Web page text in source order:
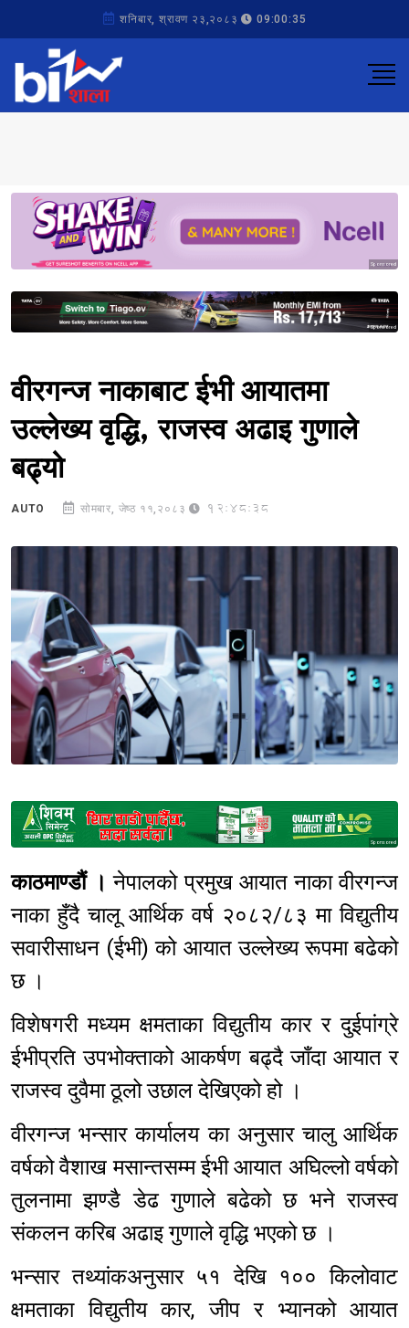
शनिबार, श्रावण २३,२०८३ 09:00:35
Sponsored
Sponsored
वीरगन्ज नाकाबाट ईभी आयातमा
उल्लेख्य वृद्धि, राजस्व अढाइ गुणाले
बढ्यो
AUTO सोमबार, जेष्ठ ११,२०८३ 12:48:38
Sponsored
काठमाण्डौं ।नेपालको प्रमुख आयात नाका वीरगन्ज
नाका हुँदै चालू आर्थिक वर्ष २०८२/८३ मा विद्युतीय
सवारीसाधन (ईभी) को आयात उल्लेख्य रूपमा बढेको
छ ।
विशेषगरी मध्यम क्षमताका विद्युतीय कार र दुईपांग्रे
ईभीप्रति उपभोक्ताको आकर्षण बढ्दै जाँदा आयात र
राजस्व दुवैमा ठूलो उछाल देखिएको हो ।
वीरगन्ज भन्सार कार्यालय का अनुसार चालु आर्थिक
वर्षको वैशाख मसान्तसम्म ईभी आयात अघिल्लो वर्षको
तुलनामा झण्डै डेढ गुणाले बढेको छ भने राजस्व
संकलन करिब अढाइ गुणाले वृद्धि भएको छ ।
भन्सार तथ्यांकअनुसार ५१ देखि १०० किलोवाट
क्षमताका विद्युतीय कार, जीप र भ्यानको आयात